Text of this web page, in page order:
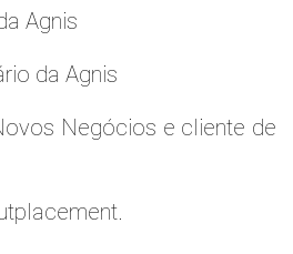
Agnis
da Agnis
Negócios e cliente de